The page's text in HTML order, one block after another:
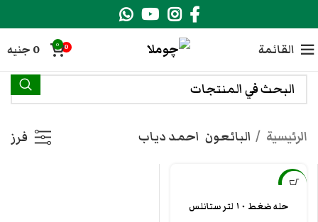
القائمة 0
0
0 جنيه
الرئيسية البائعون احمد دياب فرز
-33%
حله ضغط ١٠ لتر ستانلس